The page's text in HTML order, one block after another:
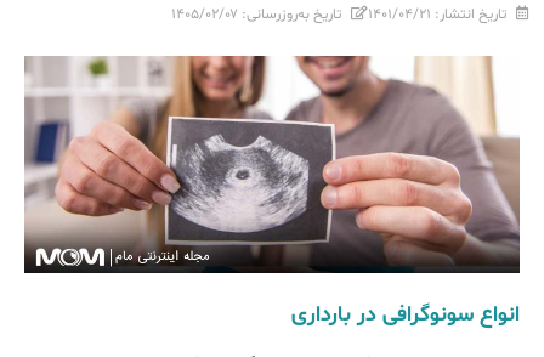
تاریخ انتشار: ۱۴۰۱/۰۴/۲۱ تاریخ به‌روزرسانی: ۱۴۰۵/۰۲/۰۷
انواع سونوگرافی در بارداری